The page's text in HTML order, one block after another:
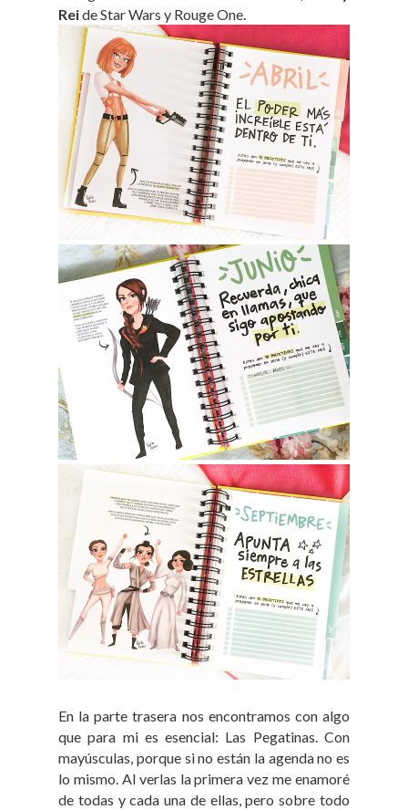
Reide Star Wars y Rouge One.
En la parte trasera nos encontramos con algo
que para mi es esencial: Las Pegatinas. Con
mayúsculas, porque si no están la agenda no es
lo mismo. Al verlas la primera vez me enamoré
de todas y cada una de ellas, pero sobre todo